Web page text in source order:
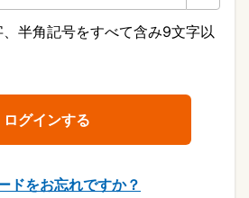
半角記号をすべて含み9文字以
ドをお忘れですか？